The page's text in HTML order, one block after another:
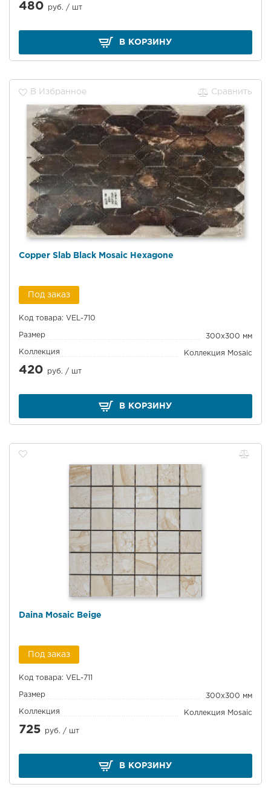
480 руб. / шт
В КОРЗИНУ
В Избранное Сравнить
Copper Slab Black Mosaic Hexagone
Под заказ
Код товара: VEL-710
Размер 300x300 мм
Коллекция Коллекция Mosaic
420 руб. / шт
В КОРЗИНУ
Daina Mosaic Beige
Под заказ
Код товара: VEL-711
Размер 300x300 мм
Коллекция Коллекция Mosaic
725 руб. / шт
В КОРЗИНУ